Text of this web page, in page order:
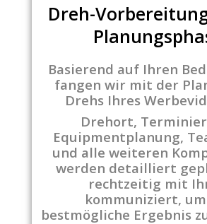
Dreh-
Basierend auf Ihren
fangen wir mit der
Drehs Ihres
Drehort,
Equipmentplanung,
und alle weiteren
werden detailliert
rechtzeitig mit
kommuniziert,
bestmögliche Ergebnis